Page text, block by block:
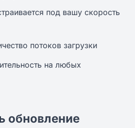
под вашу скорость
потоков загрузки
на любых
обновление